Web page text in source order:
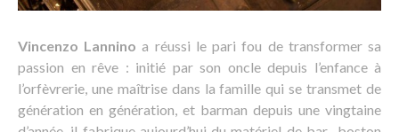
Vincenzo Lannino a réussi le pari fou de transformer sa
passion en rêve : initié par son oncle depuis l’enfance à
l’orfèvrerie, une maîtrise dans la famille qui se transmet de
génération en génération, et barman depuis une vingtaine